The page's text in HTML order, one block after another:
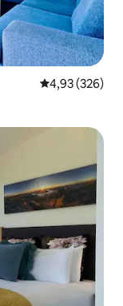
4,93 de
4,93 (326)